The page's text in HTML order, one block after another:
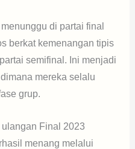
di partai final
berkat kemenangan tipis
semifinal. Ini menjadi
mereka selalu
grup.
Final 2023
menang melalui